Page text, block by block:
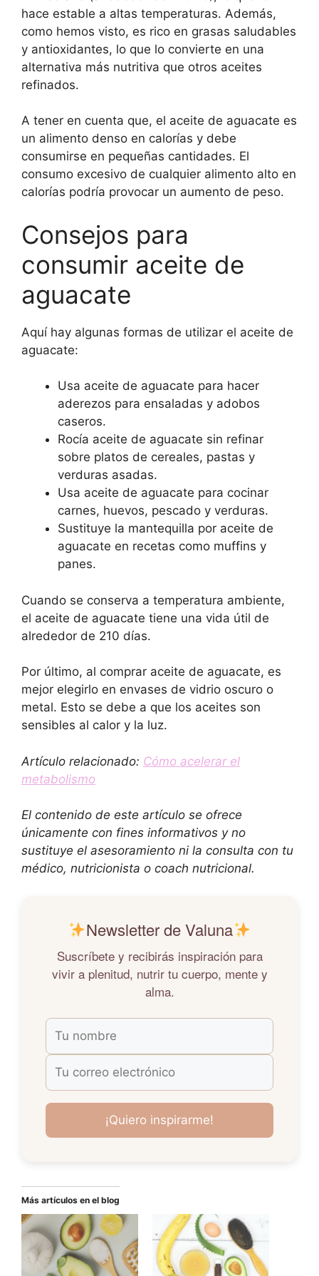
hace estable a altas temperaturas. Además,
como hemos visto, es rico en grasas saludables
y antioxidantes, lo que lo convierte en una
alternativa más nutritiva que otros aceites
refinados.
A tener en cuenta que, el aceite de aguacate es
un alimento denso en calorías y debe
consumirse en pequeñas cantidades. El
consumo excesivo de cualquier alimento alto en
calorías podría provocar un aumento de peso.
Consejos para
consumir aceite de
aguacate
Aquí hay algunas formas de utilizar el aceite de
aguacate:
Usa aceite de aguacate para hacer
aderezos para ensaladas y adobos
caseros.
Rocía aceite de aguacate sin refinar
sobre platos de cereales, pastas y
verduras asadas.
Usa aceite de aguacate para cocinar
carnes, huevos, pescado y verduras.
Sustituye la mantequilla por aceite de
aguacate en recetas como muffins y
panes.
Cuando se conserva a temperatura ambiente,
el aceite de aguacate tiene una vida útil de
alrededor de 210 días.
Por último, al comprar aceite de aguacate, es
mejor elegirlo en envases de vidrio oscuro o
metal. Esto se debe a que los aceites son
sensibles al calor y la luz.
Artículo relacionado: Cómo acelerar el
metabolismo
El contenido de este artículo se ofrece
únicamente con fines informativos y no
sustituye el asesoramiento ni la consulta con tu
médico, nutricionista o coach nutricional.
Newsletter de Valuna
Suscríbete y recibirás inspiración para
vivir a plenitud, nutrir tu cuerpo, mente y
alma.
Más artículos en el blog